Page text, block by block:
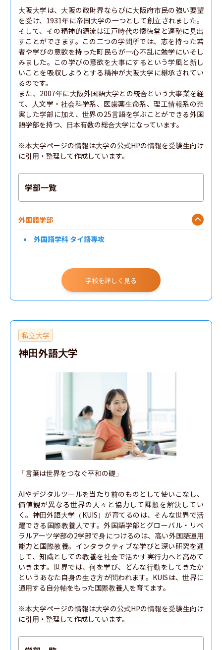
大阪大学は、大阪の政財界ならびに大阪府市民の強い要望
を受け、1931年に帝国大学の一つとして創立されました。
そして、その精神的源流は江戸時代の懐徳堂と適塾に見出
すことができます。この二つの学問所では、志を持った若
者や学びの意欲を持った町民らが一心不乱に勉学にいそし
みました。この学びの意欲を大事にするという学風と新し
いことを吸収しようとする精神が大阪大学に継承されてい
るのです。
また、2007年に大阪外国語大学との統合という大事業を経
て、人文学・社会科学系、医歯薬生命系、理工情報系の充
実した学部に加え、世界の25言語を学ぶことができる外国
語学部を持つ、日本有数の総合大学になっています。
※本大学ページの情報は大学の公式HPの情報を受験生向け
に引用・整理して作成しています。
学部一覧
外国語学部
外国語学科 タイ語専攻
学校を詳しく見る
私立大学
神田外語大学
「言葉は世界をつなぐ平和の礎」
AIやデジタルツールを当たり前のものとして使いこなし、
価値観が異なる世界の人々と協力して課題を解決してい
く。神田外語大学（KUIS）が育てるのは、そんな世界で活
躍できる国際教養人です。外国語学部とグローバル・リベ
ラルアーツ学部の2学部で身につけるのは、高い外国語運用
能力と国際教養。インタラクティブな学びと深い研究を通
して、知識としての教養を社会で活かす実行力へと高めて
いきます。世界では、何を学び、どんな行動をしてきたか
というあなた自身の生き方が問われます。KUISは、世界に
通用する自分軸をもった国際教養人を育てます。
※本大学ページの情報は大学の公式HPの情報を受験生向け
に引用・整理して作成しています。